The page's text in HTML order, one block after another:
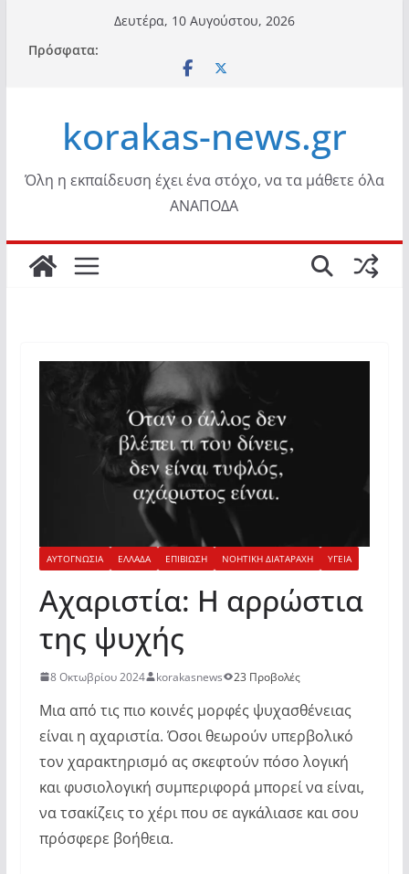
περιεχόμενο
Δευτέρα, 10 Αυγούστου, 2026
Πρόσφατα:
korakas-news.gr
Όλη η εκπαίδευση έχει ένα στόχο, να τα μάθετε όλα
ΑΝΑΠΟΔΑ
ΑΥΤΟΓΝΩΣΙΑ ΕΛΛΑΔΑ ΕΠΙΒΙΩΣΗ ΝΟΗΤΙΚΗ ΔΙΑΤΑΡΑΧΗ ΥΓΕΙΑ
Αχαριστία: Η αρρώστια
της ψυχής
8 Οκτωβρίου 2024 korakasnews 23 Προβολές
Μια από τις πιο κοινές μορφές ψυχασθένειας
είναι η αχαριστία. Όσοι θεωρούν υπερβολικό
τον χαρακτηρισμό ας σκεφτούν πόσο λογική
και φυσιολογική συμπεριφορά μπορεί να είναι,
να τσακίζεις το χέρι που σε αγκάλιασε και σου
πρόσφερε βοήθεια.